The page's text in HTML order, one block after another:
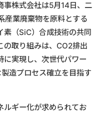
事株式会社は5月14日、二
産業廃棄物を原料とする
素（SiC）合成技術の共同
の取り組みは、CO2排出
に実現し、次世代パワー
造プロセス確立を目指す
ルギー化が求められてお